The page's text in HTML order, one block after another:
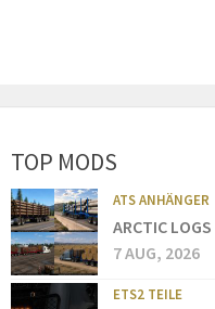
TOP MODS
ATS ANHÄNGER
ARCTIC
7 AUG, 2026
ETS2 TEILE